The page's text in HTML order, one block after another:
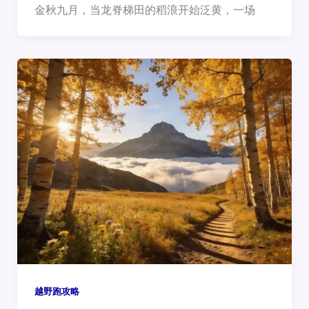
金秋九月，当龙脊梯田的稻浪开始泛黄，一场
越野跑攻略